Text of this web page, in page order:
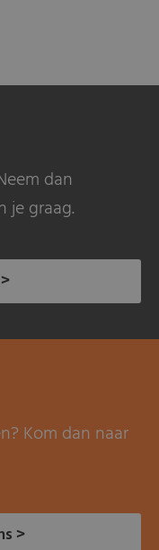
dan
je graag.
Kom dan naar
>